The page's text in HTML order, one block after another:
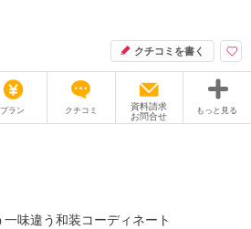
クチコミを書く
プラン クチコミ
資料請求
お問合せ
もっと見る
ブログ
味違う和装コーディネート